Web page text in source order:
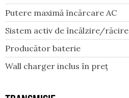
Putere maximă încărcare AC
Sistem activ de încălzire/răcire
Producător baterie
Wall charger inclus în preț